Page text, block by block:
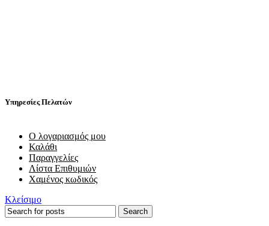
Υπηρεσίες Πελατών
Ο λογαριασμός μου
Καλάθι
Παραγγελίες
Λίστα Επιθυμιών
Χαμένος κωδικός
Κλείσιμο
Search